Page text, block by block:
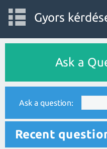
Gyors
Ask a
Ask a question:
Recent